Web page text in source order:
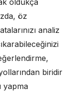
oldukça
öz
analiz
biridir
yapma